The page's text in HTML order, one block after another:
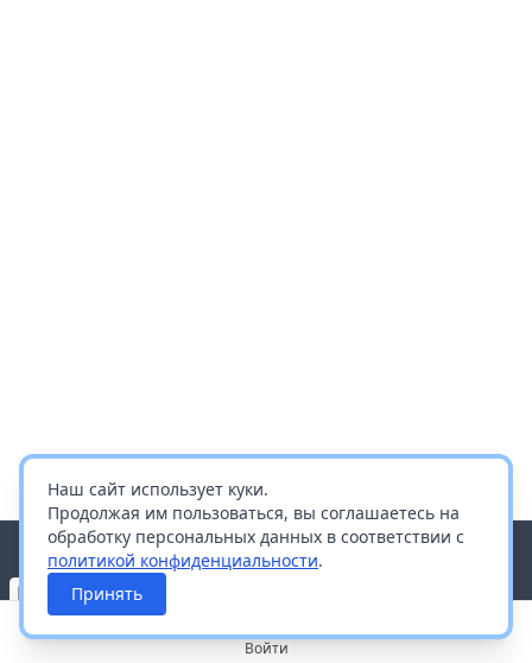
Наш сайт использует куки.
Продолжая им пользоваться, вы соглашаетесь на
обработку персональных данных в соответствии с
политикой конфиденциальности.
Принять
Войти